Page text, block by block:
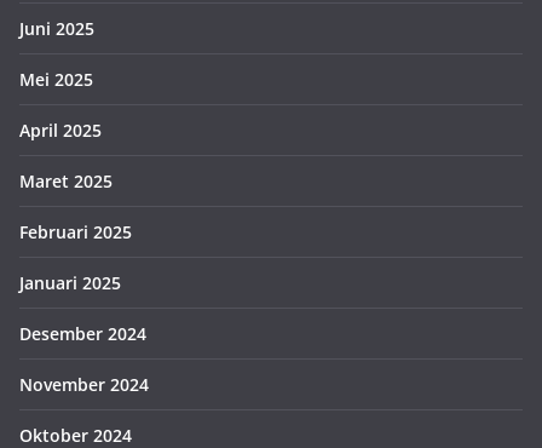
Juni 2025
Mei 2025
April 2025
Maret 2025
Februari 2025
Januari 2025
Desember 2024
November 2024
Oktober 2024